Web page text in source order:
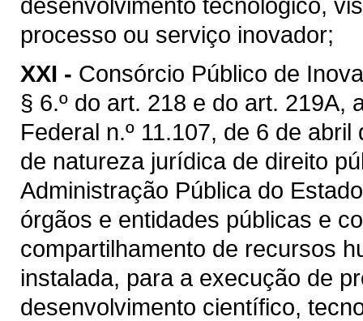
processo ou serviço inovador;
XXI - Consórcio Público de
§ 6.º do art. 218 e do art. 219A,
Federal n.º 11.107, de 6 de
de natureza jurídica de direito
Administração Pública do
órgãos e entidades públicas e
compartilhamento de recursos
instalada, para a execução de
desenvolvimento científico,